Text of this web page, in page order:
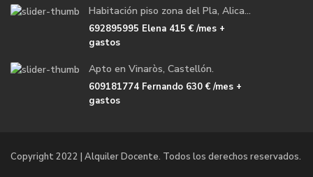
Habitación piso zona del Pla, Alica...
692895995 Elena 415 €/mes +
gastos
Apto en Vinaròs, Castellón.
609181774 Fernando 630 €/mes +
gastos
Copyright 2022 | Alquiler Docente. Todos los derechos reservados.